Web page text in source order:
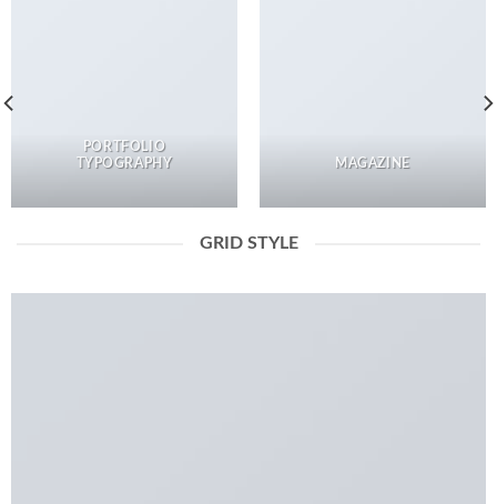
PORTFOLIO
TYPOGRAPHY
MAGAZINE
GRID STYLE